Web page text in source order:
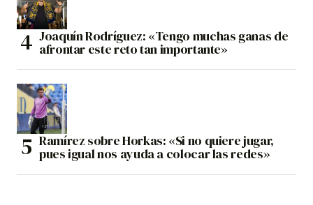
Joaquín Rodríguez: «Tengo muchas ganas de
afrontar este reto tan importante»
Ramírez sobre Horkas: «Si no quiere jugar,
pues igual nos ayuda a colocar las redes»